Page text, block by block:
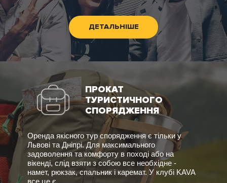
ДЕТАЛЬНІШЕ
ПРОКАТ
ТУРИСТИЧНОГО
СПОРЯДЖЕННЯ
Оренда якісного тур спорядження є тільки у
Львові та Дніпрі. Для максимального
задоволення та комфорту в поході або на
вікенді, слід взяти з собою все необхідне -
намет, рюкзак, спальник і каремат. У клубі KAVA
все це є.